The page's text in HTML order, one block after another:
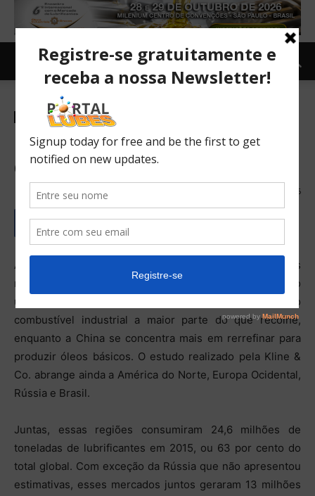
Newsletter Lubrificantes
China e Índia: diferentes
destinos para o óleo usado
02/08/2016 656
A China e a Índia são os segundo e terceiro maiores
mercados de lubrificantes, mas lidam com o seu óleo
usado de forma diferente. A India queima como
combustível industrial a maior parte do que recolhe,
enquanto a China se concentra mais em rerrefinar para
produzir óleos básicos. O estudo realizado pela Kline &
Co. abrange ainda a América do Norte, Europa Ocidental,
Rússia e Brasil.
Juntas, essas regiões consumiram 24,6 milhões de
toneladas de lubrificantes em 2015, ou 63 por cento do
total global. Com exceção da Rússia que não apresentou
estimativas, esses mercados juntos geraram 13 milhões